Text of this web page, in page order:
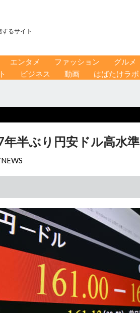
るサイト
エンタメ ファッション グルメ
ビジネス 動画 はばたけラボ
半ぶり円安ドル高水準